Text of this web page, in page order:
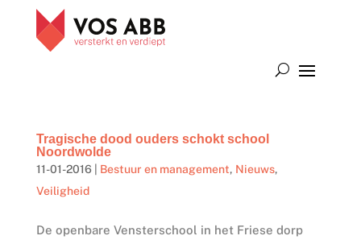
Tragische dood ouders schokt school
Noordwolde
11-01-2016| Bestuur en management, Nieuws,
Veiligheid
De openbare Vensterschool in het Friese dorp